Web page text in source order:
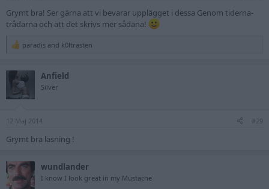
Grymt bra! Ser gärna att vi bevarar upplägget i dessa Genom tiderna-
trådarna och att det skrivs mer sådana!
R
s
paradis and k0ltrasten
Anfield
Silver
12 Maj 2014 #29
Grymt bra läsning !
wundlander
I know I look great in my Mustache